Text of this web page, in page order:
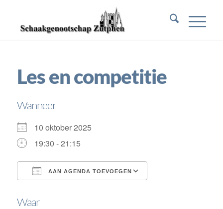
Les en competitie
Wanneer
10 oktober 2025
19:30 - 21:15
AAN AGENDA TOEVOEGEN
Waar